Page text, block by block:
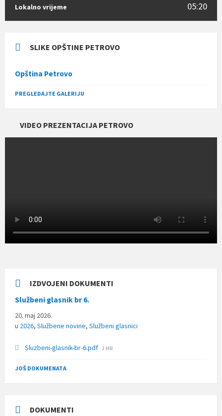
Lokalno vrijeme 05:20
SLIKE OPŠTINE PETROVO
Opština Petrovo
PREGLEDAJTE GALERIJU
VIDEO PREZENTACIJA PETROVO
IZDVOJENI DOKUMENTI
Službeni glasnik br 6.
20. maj 2026.
u 2026, Službene novine, Službeni glasnici
Sluzbeni-glasnik-br-6.pdf File
3 MB
JOŠ DOKUMENATA
DOKUMENTI